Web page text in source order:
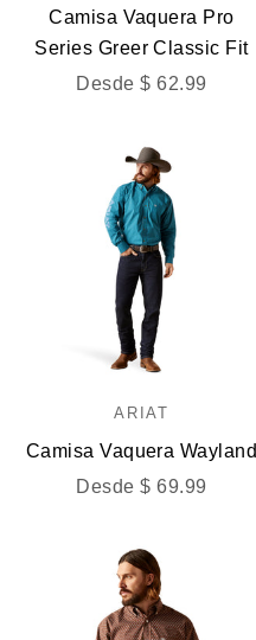
Camisa Vaquera Pro
Series Greer Classic Fit
Precio de oferta
Desde $ 62.99
ARIAT
Camisa Vaquera Wayland
Precio de oferta
Desde $ 69.99